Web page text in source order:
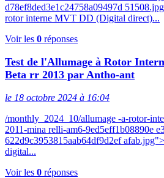
d78ef8ded3e1c24758a09497d
rotor interne MVT DD (Digital direct)...
Voir les 0 réponses
Test de l'Allumage à Rotor
Beta rr 2013 par Antho-ant
le 18 octobre 2024 à 16:04
/monthly_2024_10/allumage -a-rotor-
2011-mina relli-am6-9ed5eff1b08890e
622d9c3953815aab64df9d2ef
digital...
Voir les 0 réponses